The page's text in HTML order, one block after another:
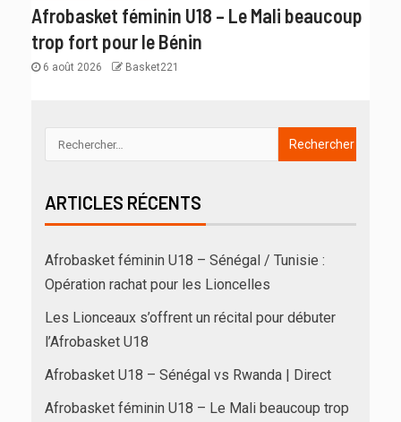
Afrobasket féminin U18 – Le Mali beaucoup
trop fort pour le Bénin
6 août 2026 Basket221
ARTICLES RÉCENTS
Afrobasket féminin U18 – Sénégal / Tunisie :
Opération rachat pour les Lioncelles
Les Lionceaux s’offrent un récital pour débuter
l’Afrobasket U18
Afrobasket U18 – Sénégal vs Rwanda | Direct
Afrobasket féminin U18 – Le Mali beaucoup trop